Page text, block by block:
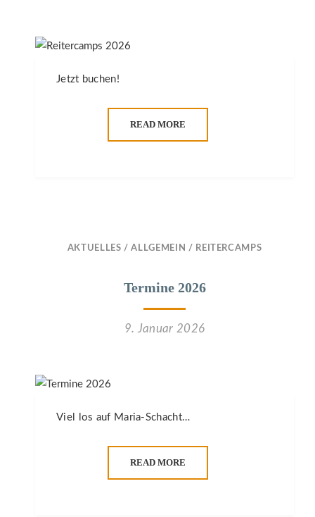
Jetzt buchen!
READ MORE
AKTUELLES /ALLGEMEIN / REITERCAMPS
Termine 2026
9. Januar 2026
Viel los auf Maria-Schacht…
READ MORE